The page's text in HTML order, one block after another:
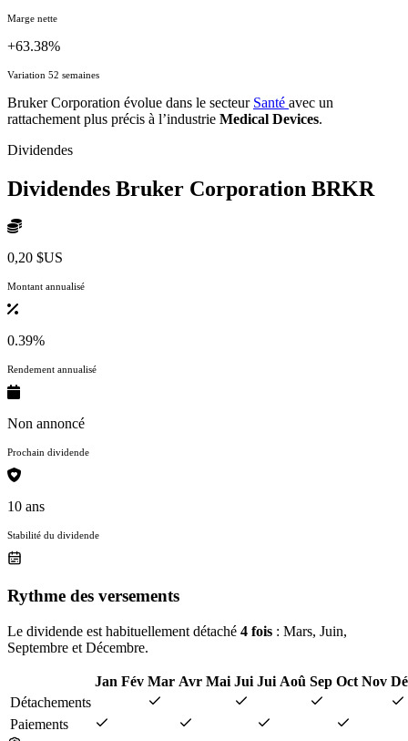
Marge nette
+63.38%
Variation 52 semaines
Bruker Corporation évolue dans le secteur Santé avec un
rattachement plus précis à l’industrie Medical Devices.
Dividendes
Dividendes Bruker Corporation BRKR
0,20 $US
Montant annualisé
0.39%
Rendement annualisé
Non annoncé
Prochain dividende
10 ans
Stabilité du dividende
Rythme des versements
Le dividende est habituellement détaché 4 fois : Mars, Juin,
Septembre et Décembre.
Jan Fév Mar Avr Mai Jui Jui Aoû Sep Oct Nov
Détachements
Paiements